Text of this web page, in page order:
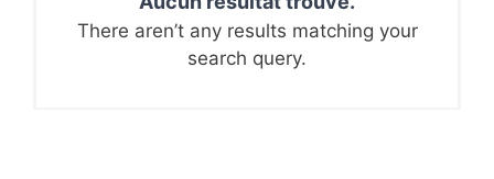
There aren’t any results matching your
search query.